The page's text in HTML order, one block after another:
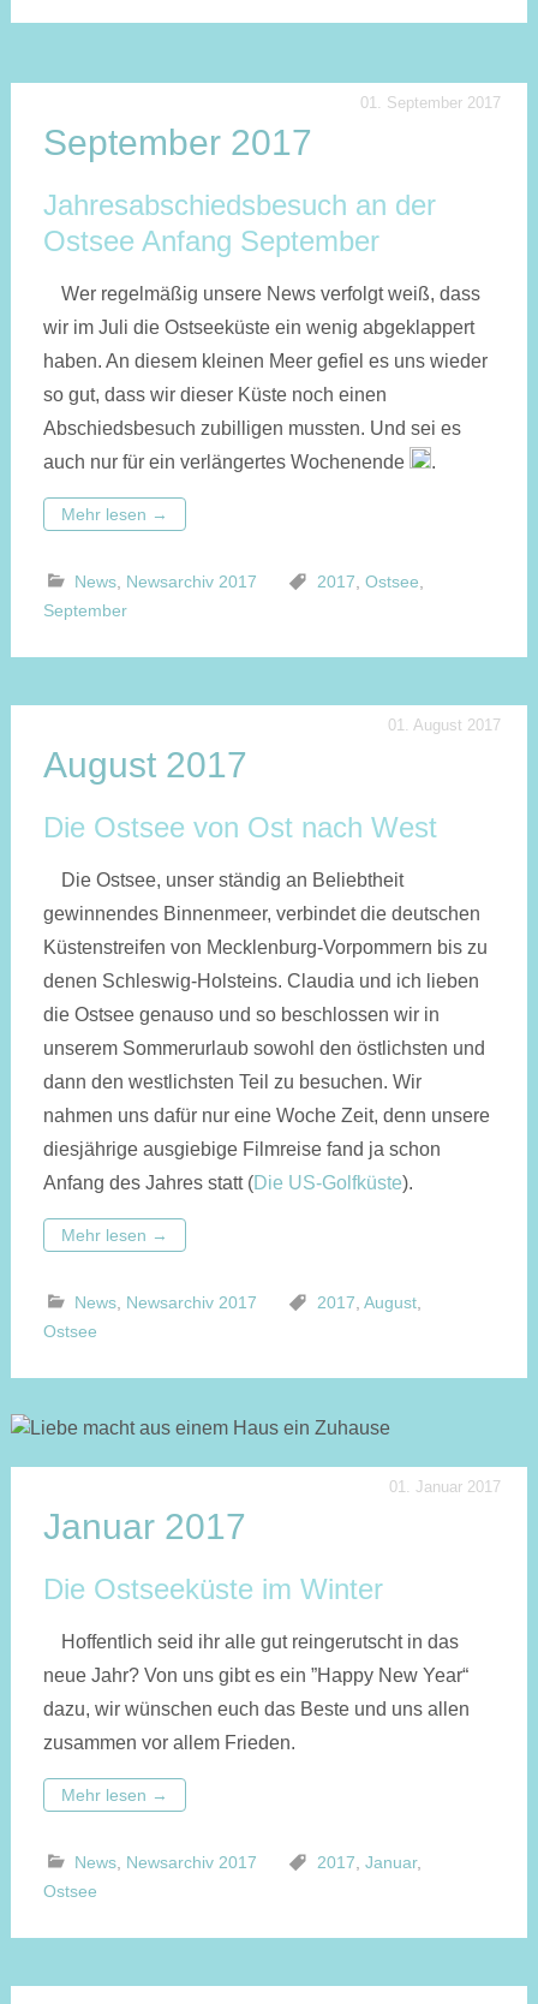
01. September 2017
September 2017
Jahresabschiedsbesuch an der
Ostsee Anfang September
Wer regelmäßig unsere News verfolgt weiß, dass
wir im Juli die Ostseeküste ein wenig abgeklappert
haben. An diesem kleinen Meer gefiel es uns wieder
so gut, dass wir dieser Küste noch einen
Abschiedsbesuch zubilligen mussten. Und sei es
auch nur für ein verlängertes Wochenende
.
Mehr lesen →
News, Newsarchiv 2017 2017 Ostsee
September
01. August 2017
August 2017
Die Ostsee von Ost nach West
Die Ostsee, unser ständig an Beliebtheit
gewinnendes Binnenmeer, verbindet die deutschen
Küstenstreifen von Mecklenburg-Vorpommern bis zu
denen Schleswig-Holsteins. Claudia und ich lieben
die Ostsee genauso und so beschlossen wir in
unserem Sommerurlaub sowohl den östlichsten und
dann den westlichsten Teil zu besuchen. Wir
nahmen uns dafür nur eine Woche Zeit, denn unsere
diesjährige ausgiebige Filmreise fand ja schon
Anfang des Jahres statt (Die US-Golfküste).
Mehr lesen →
News, Newsarchiv 2017 2017 August,
Ostsee
01. Januar 2017
Januar 2017
Die Ostseeküste im Winter
Hoffentlich seid ihr alle gut reingerutscht in das
neue Jahr? Von uns gibt es ein ”Happy New Year“
dazu, wir wünschen euch das Beste und uns allen
zusammen vor allem Frieden.
Mehr lesen →
News, Newsarchiv 2017 2017 Januar,
Ostsee